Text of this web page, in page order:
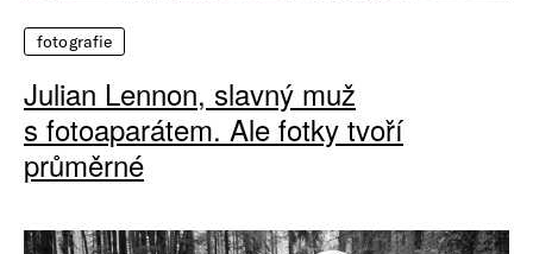
fotografie
Julian Lennon, slavný muž
s fotoaparátem. Ale fotky tvoří
průměrné